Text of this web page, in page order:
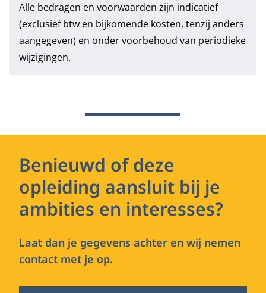
Alle bedragen en voorwaarden zijn indicatief
(exclusief btw en bijkomende kosten, tenzij anders
aangegeven) en onder voorbehoud van periodieke
wijzigingen.
Benieuwd of deze
opleiding aansluit bij je
ambities en interesses?
Laat dan je gegevens achter en wij nemen
contact met je op.